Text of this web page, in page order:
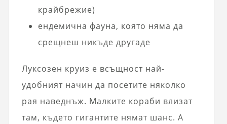
крайбрежие)
ендемична фауна, която няма да
срещнеш никъде другаде
Луксозен круиз е всъщност най-
удобният начин да посетите няколко
рая наведнъж. Малките кораби влизат
там, където гигантите нямат шанс. А